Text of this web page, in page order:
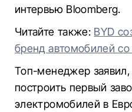
интервью Bloomberg.
Читайте также: BYD
бренд автомобилей
Топ-менеджер заявил,
построить первый
электромобилей в